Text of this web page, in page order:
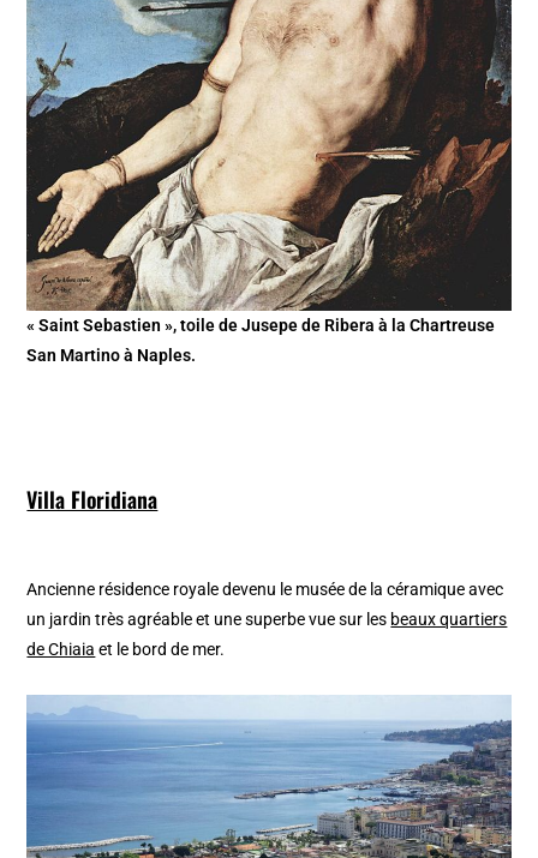
« Saint Sebastien », toile de Jusepe de Ribera à la Chartreuse
San Martino à Naples.
Villa Floridiana
Ancienne résidence royale devenu le musée de la céramique avec
un jardin très agréable et une superbe vue sur les beaux quartiers
de Chiaia et le bord de mer.